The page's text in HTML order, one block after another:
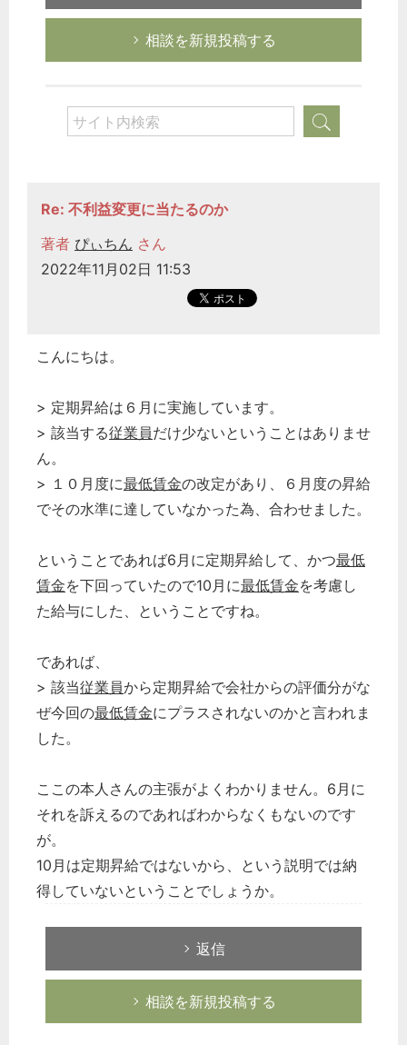
相談を新規投稿する
Re: 不利益変更に当たるのか
著者 ぴぃちん さん
2022年11月02日 11:53
こんにちは。
> 定期昇給は６月に実施しています。
> 該当する従業員だけ少ないということはありませ
ん。
> １０月度に最低賃金の改定があり、６月度の昇給
でその水準に達していなかった為、合わせました。
ということであれば6月に定期昇給して、かつ最低
賃金を下回っていたので10月に最低賃金を考慮し
た給与にした、ということですね。
であれば、
> 該当従業員から定期昇給で会社からの評価分がな
ぜ今回の最低賃金にプラスされないのかと言われま
した。
ここの本人さんの主張がよくわかりません。6月に
それを訴えるのであればわからなくもないのです
が。
10月は定期昇給ではないから、という説明では納
得していないということでしょうか。
返信
相談を新規投稿する